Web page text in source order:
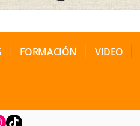
FORMACIÓN VIDEO
TikTok